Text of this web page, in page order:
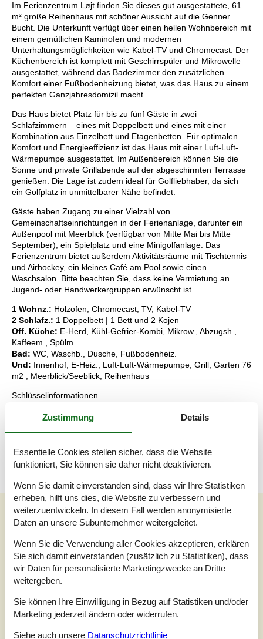
Im Ferienzentrum Løjt finden Sie dieses gut ausgestattete, 61
m² große Reihenhaus mit schöner Aussicht auf die Genner
Bucht. Die Unterkunft verfügt über einen hellen Wohnbereich mit
einem gemütlichen Kaminofen und modernen
Unterhaltungsmöglichkeiten wie Kabel-TV und Chromecast. Der
Küchenbereich ist komplett mit Geschirrspüler und Mikrowelle
ausgestattet, während das Badezimmer den zusätzlichen
Komfort einer Fußbodenheizung bietet, was das Haus zu einem
perfekten Ganzjahresdomizil macht.
Das Haus bietet Platz für bis zu fünf Gäste in zwei
Schlafzimmern – eines mit Doppelbett und eines mit einer
Kombination aus Einzelbett und Etagenbetten. Für optimalen
Komfort und Energieeffizienz ist das Haus mit einer Luft-Luft-
Wärmepumpe ausgestattet. Im Außenbereich können Sie die
Sonne und private Grillabende auf der abgeschirmten Terrasse
genießen. Die Lage ist zudem ideal für Golfliebhaber, da sich
ein Golfplatz in unmittelbarer Nähe befindet.
Gäste haben Zugang zu einer Vielzahl von
Gemeinschaftseinrichtungen in der Ferienanlage, darunter ein
Außenpool mit Meerblick (verfügbar von Mitte Mai bis Mitte
September), ein Spielplatz und eine Minigolfanlage. Das
Ferienzentrum bietet außerdem Aktivitätsräume mit Tischtennis
und Airhockey, ein kleines Café am Pool sowie einen
Waschsalon. Bitte beachten Sie, dass keine Vermietung an
Jugend- oder Handwerkergruppen erwünscht ist.
1 Wohnz.: Holzofen, Chromecast, TV, Kabel-TV
2 Schlafz.: 1 Doppelbett | 1 Bett und 2 Kojen
Off. Küche: E-Herd, Kühl-Gefrier-Kombi, Mikrow., Abzugsh.,
Kaffeem., Spülm.
Bad: WC, Waschb., Dusche, Fußbodenheiz.
Und: Innenhof, E-Heiz., Luft-Luft-Wärmepumpe, Grill, Garten 76
m2 , Meerblick/Seeblick, Reihenhaus
Schlüsselinformationen
Verfügung.
Unsere Gästebewertungen
Unsere GästebewertungenExterne Bewertungen
3,0 Bezogen auf
5
3
Zustimmung Details
Essentielle Cookies stellen sicher, dass die Website
funktioniert, Sie können sie daher nicht deaktivieren.
Wenn Sie damit einverstanden sind, dass wir Ihre Statistiken
erheben, hilft uns dies, die Website zu verbessern und
weiterzuentwickeln. In diesem Fall werden anonymisierte
Daten an unsere Subunternehmer weitergeleitet.
Wenn Sie die Verwendung aller Cookies akzeptieren, erklären
Sie sich damit einverstanden (zusätzlich zu Statistiken), dass
wir Daten für personalisierte Marketingzwecke an Dritte
weitergeben.
Sie können Ihre Einwilligung in Bezug auf Statistiken und/oder
Marketing jederzeit ändern oder widerrufen.
Siehe auch unsere Datanschutzrichtlinie